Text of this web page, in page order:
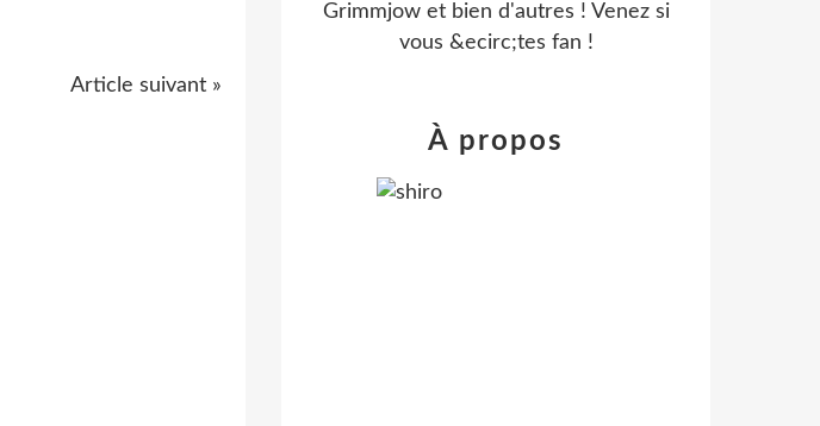
Article suivant »
Grimmjow et bien d'autres ! Venez si
vous &ecirc;tes fan !
À propos